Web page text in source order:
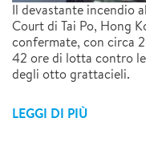
Il devastante incendio
Court di Tai Po, Hong
confermate, con circa
42 ore di lotta contro
degli otto grattacieli.
LEGGI DI PIÙ